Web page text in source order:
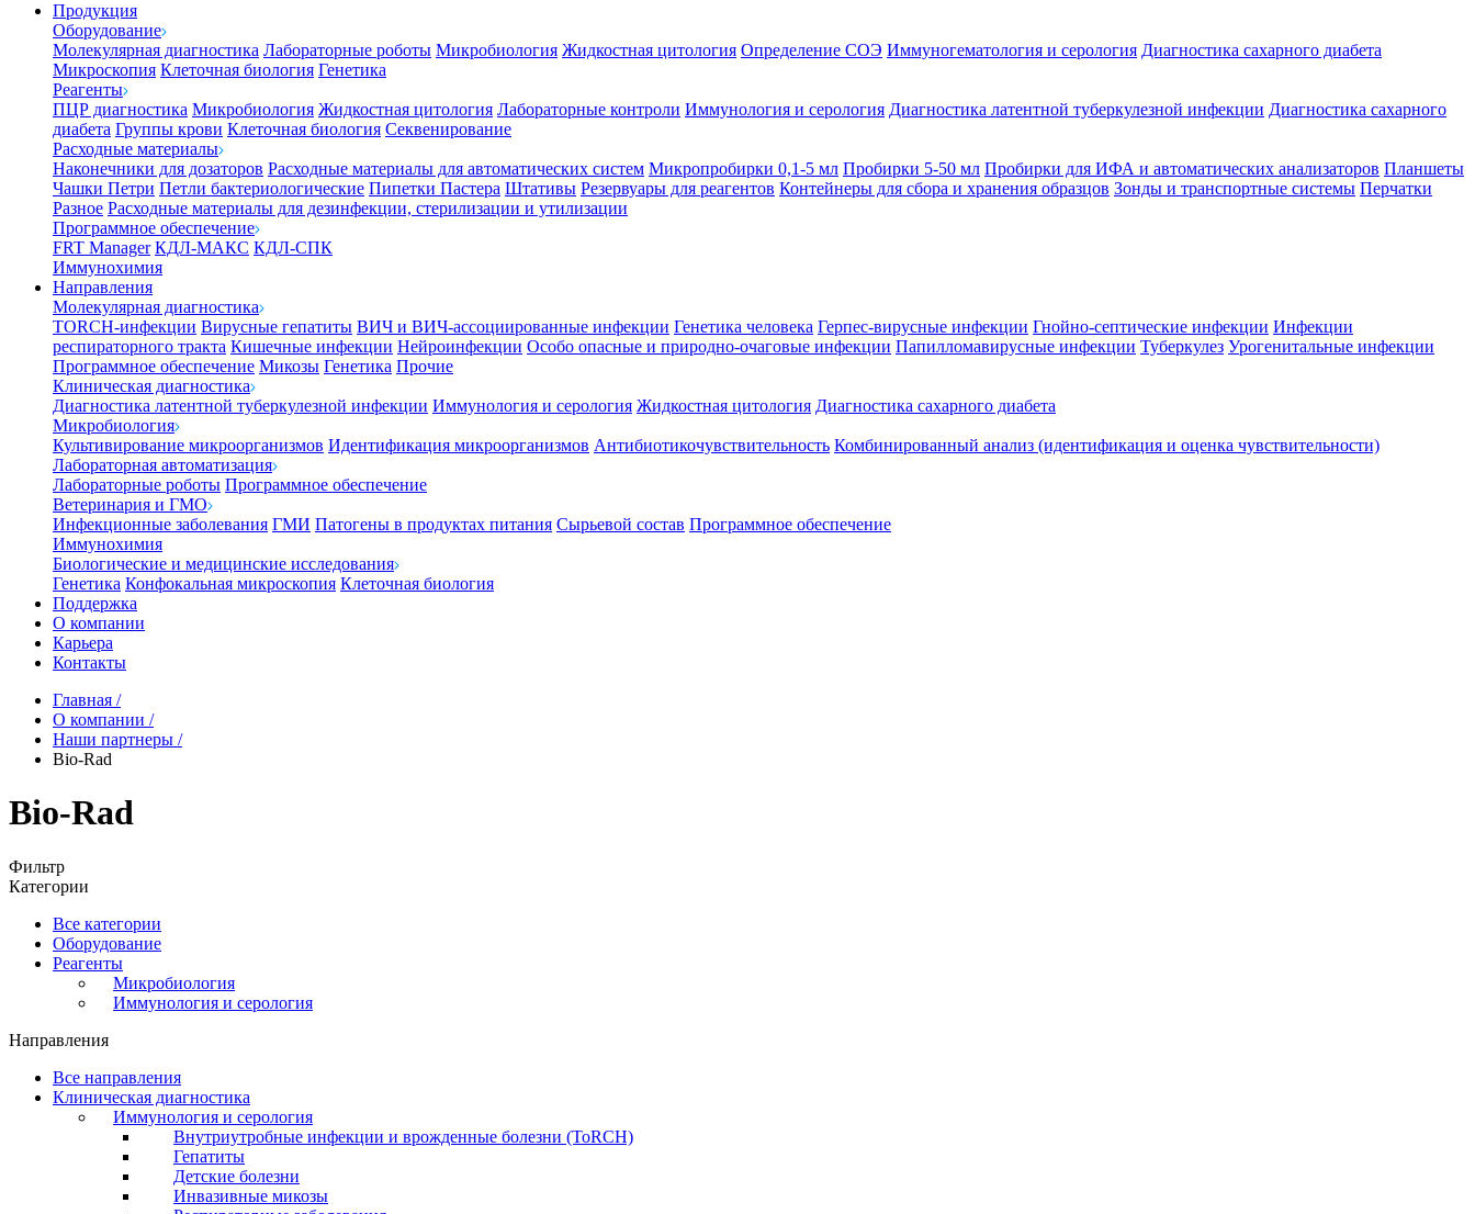
Продукция
Оборудование
Молекулярная диагностика Лабораторные роботы Микробиология Жидкостная цитология Определение СОЭ Иммуногематология и серология Диагностика сахарного диабета
Микроскопия Клеточная биология Генетика
Реагенты
ПЦР диагностика Микробиология Жидкостная цитология Лабораторные контроли Иммунология и серология Диагностика латентной туберкулезной инфекции Диагностика сахарного
диабета Группы крови Клеточная биология Секвенирование
Расходные материалы
Наконечники для дозаторов Расходные материалы для автоматических систем Микропробирки 0,1-5 мл Пробирки 5-50 мл Пробирки для ИФА и автоматических анализаторов Планшеты
Чашки Петри Петли бактериологические Пипетки Пастера Штативы Резервуары для реагентов Контейнеры для сбора и хранения образцов Зонды и транспортные системы Перчатки
Разное Расходные материалы для дезинфекции, стерилизации и утилизации
Программное обеспечение
FRT Manager КДЛ-МАКС КДЛ-СПК
Иммунохимия
Направления
Молекулярная диагностика
TORCH-инфекции Вирусные гепатиты ВИЧ и ВИЧ-ассоциированные инфекции Генетика человека Герпес-вирусные инфекции Гнойно-септические инфекции Инфекции
респираторного тракта Кишечные инфекции Нейроинфекции Особо опасные и природно-очаговые инфекции Папилломавирусные инфекции Туберкулез Урогенитальные инфекции
Программное обеспечение Микозы Генетика Прочие
Клиническая диагностика
Диагностика латентной туберкулезной инфекции Иммунология и серология Жидкостная цитология Диагностика сахарного диабета
Микробиология
Культивирование микроорганизмов Идентификация микроорганизмов Антибиотикочувствительность Комбинированный анализ (идентификация и оценка чувствительности)
Лабораторная автоматизация
Лабораторные роботы Программное обеспечение
Ветеринария и ГМО
Инфекционные заболевания ГМИ Патогены в продуктах питания Сырьевой состав Программное обеспечение
Иммунохимия
Биологические и медицинские исследования
Генетика Конфокальная микроскопия Клеточная биология
Поддержка
О компании
Карьера
Контакты
Главная /
О компании /
Наши партнеры /
Bio-Rad
Bio-Rad
Фильтр
Категории
Все категории
Оборудование
Реагенты
Микробиология
Иммунология и серология
Направления
Все направления
Клиническая диагностика
Иммунология и серология
Внутриутробные инфекции и врожденные болезни (ToRCH)
Гепатиты
Детские болезни
Инвазивные микозы